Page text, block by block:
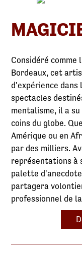
Considéré comme
Bordeaux, cet
d'expérience dans
spectacles
mentalisme, il a
coins du globe.
Amérique ou en
par des milliers.
représentations à
palette
partagera
professionnel de